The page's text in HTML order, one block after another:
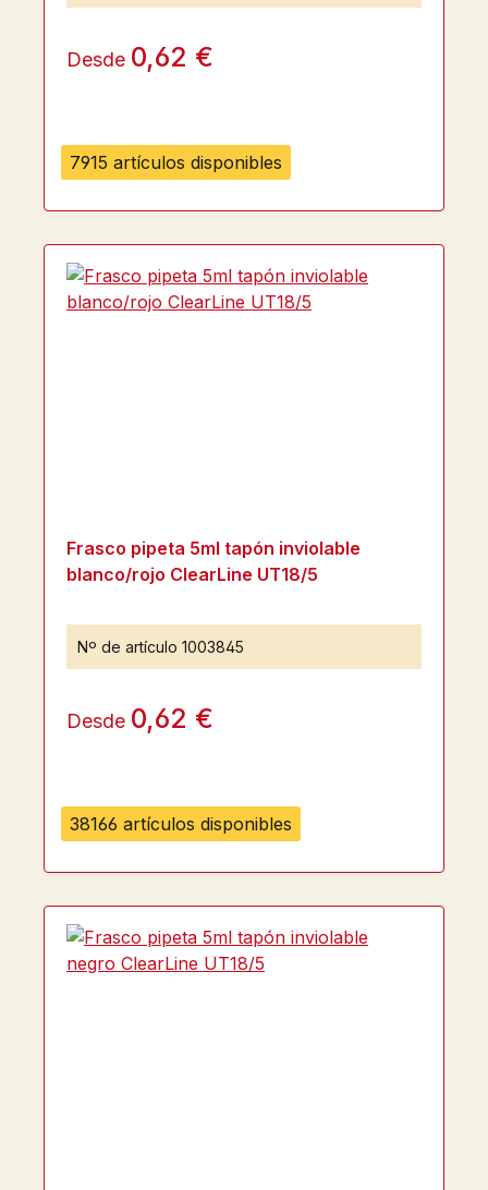
7915 artículos disponibles
Desde 0,62 €
38166 artículos disponibles
Frasco pipeta 5ml tapón inviolable
blanco/rojo ClearLine UT18/5
Nº de artículo 1003845
Desde 0,62 €